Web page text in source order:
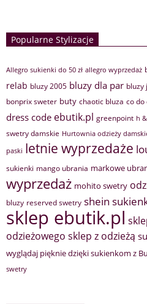
Popularne Stylizacje
Allegro sukienki do 50 zł allegro wyprzedaż
relab bluzy 2005 bluzy dla par bluzy
bonprix sweter buty chaotic bluza co do
dress code ebutik.pl greenpoint h
swetry damskie Hurtownia odzieży
paski letnie wyprzedaże
sukienki mango ubrania markowe
wyprzedaż mohito swetry
bluzy reserved swetry shein
sklep ebutik.pl
odzieżowego sklep z odzieżą
wyglądaj pięknie dzięki sukienkom z
swetry